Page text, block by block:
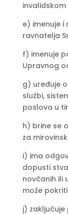
e) imenuje i
ravnatelja
f) imenuje
Upravnog
g) uređuje
službi,
poslova u
h) brine se
za
i) ima
dopusti
novčanih ili
može
j)